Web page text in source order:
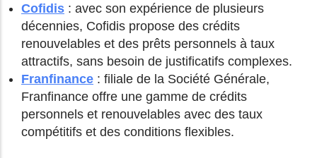
Cofidis : avec son expérience de plusieurs
décennies, Cofidis propose des crédits
renouvelables et des prêts personnels à taux
attractifs, sans besoin de justificatifs complexes.
Franfinance : filiale de la Société Générale,
Franfinance offre une gamme de crédits
personnels et renouvelables avec des taux
compétitifs et des conditions flexibles.